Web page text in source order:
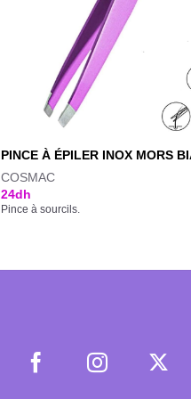
PINCE À ÉPILER INOX MORS
COSMAC
24dh
Pince à sourcils.